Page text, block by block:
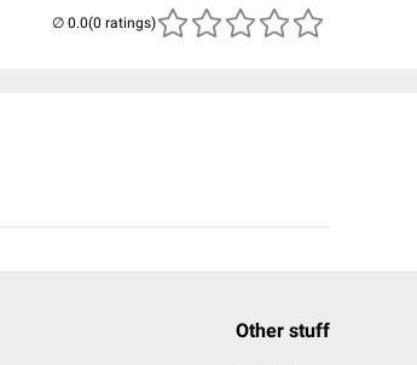
(0 ratings)
Other stuff